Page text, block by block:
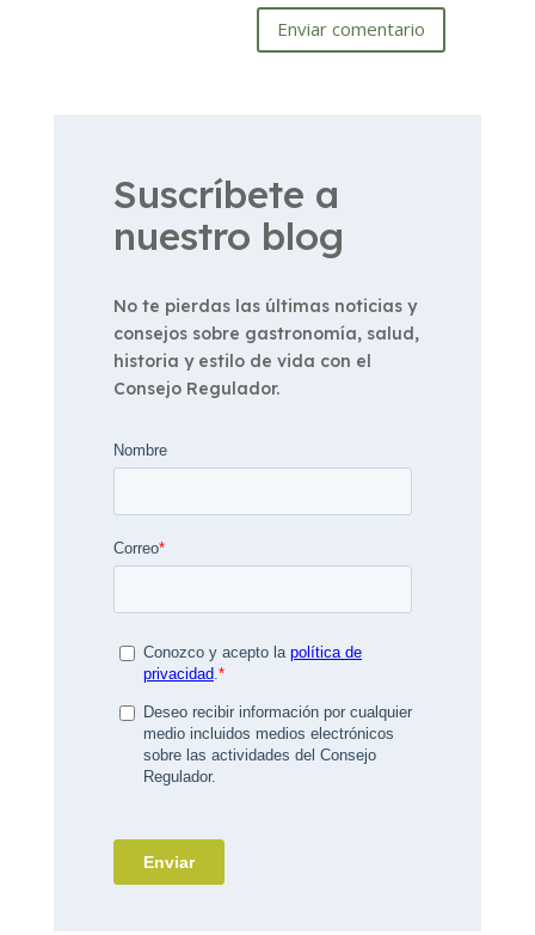
Enviar comentario
Suscríbete a
nuestro blog
No te pierdas las últimas noticias y
consejos sobre gastronomía, salud,
historia y estilo de vida con el
Consejo Regulador.